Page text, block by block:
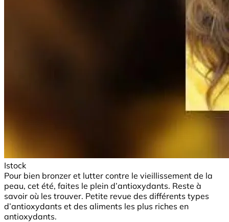
Istock
Pour bien bronzer et lutter contre le vieillissement de la
peau, cet été, faites le plein d’antioxydants. Reste à
savoir où les trouver. Petite revue des différents types
d’antioxydants et des aliments les plus riches en
antioxydants.